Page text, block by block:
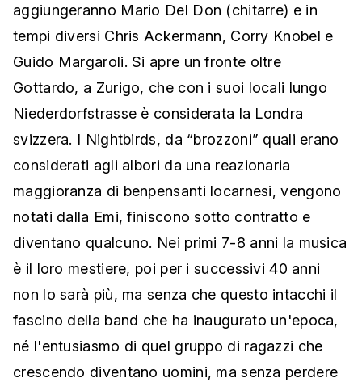
aggiungeranno Mario Del Don (chitarre) e in
tempi diversi Chris Ackermann, Corry Knobel e
Guido Margaroli. Si apre un fronte oltre
Gottardo, a Zurigo, che con i suoi locali lungo
Niederdorfstrasse è considerata la Londra
svizzera. I Nightbirds, da “brozzoni” quali erano
considerati agli albori da una reazionaria
maggioranza di benpensanti locarnesi, vengono
notati dalla Emi, finiscono sotto contratto e
diventano qualcuno. Nei primi 7-8 anni la musica
è il loro mestiere, poi per i successivi 40 anni
non lo sarà più, ma senza che questo intacchi il
fascino della band che ha inaugurato un'epoca,
né l'entusiasmo di quel gruppo di ragazzi che
crescendo diventano uomini, ma senza perdere